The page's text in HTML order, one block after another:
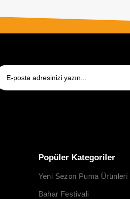
Popüler Kategoriler
Yeni Sezon Puma Ürünleri
Bahar Festivali